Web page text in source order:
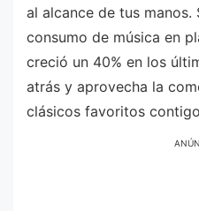
al alcance de tus manos.
consumo de música en
creció un 40% en los
atrás y aprovecha la
clásicos favoritos